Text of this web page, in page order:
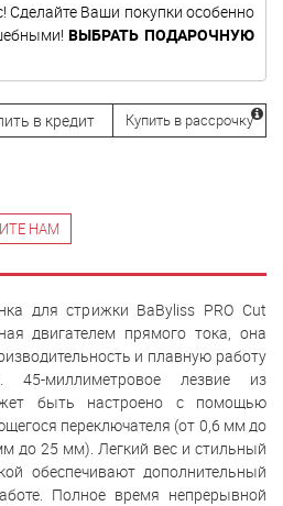
Сделайте Ваши покупки особенно
ВЫБРАТЬ ПОДАРОЧНУЮ
в кредит Купить в рассрочку
НАМ
для стрижки BaByliss PRO Cut
двигателем прямого тока, она
и плавную работу
миллиметровое лезвие из
быть настроено с помощью
переключателя (от 0,6 мм до
до 25 мм). Легкий вес и стильный
обеспечивают дополнительный
Полное время непрерывной